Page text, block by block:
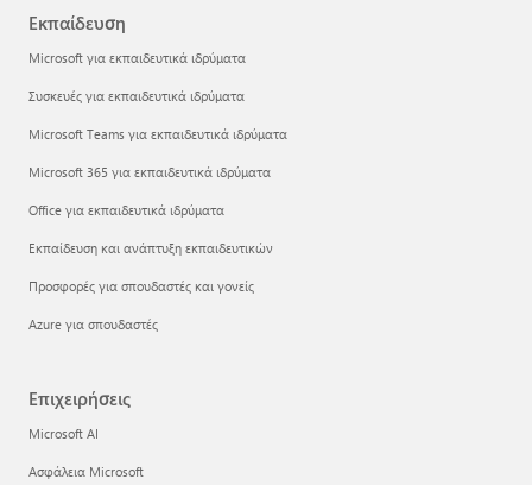
Εκπαίδευση
Microsoft για εκπαιδευτικά ιδρύματα
Συσκευές για εκπαιδευτικά ιδρύματα
Microsoft Teams για εκπαιδευτικά ιδρύματα
Microsoft 365 για εκπαιδευτικά ιδρύματα
Office για εκπαιδευτικά ιδρύματα
Εκπαίδευση και ανάπτυξη εκπαιδευτικών
Προσφορές για σπουδαστές και γονείς
Azure για σπουδαστές
Επιχειρήσεις
Microsoft AI
Ασφάλεια Microsoft